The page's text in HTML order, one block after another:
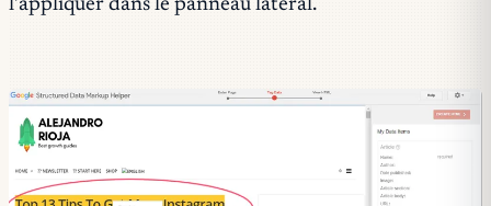
l’appliquer dans le panneau latéral.